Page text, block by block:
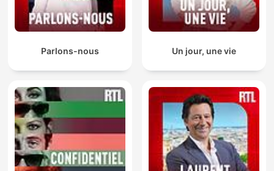
Parlons-nous Un jour, une vie